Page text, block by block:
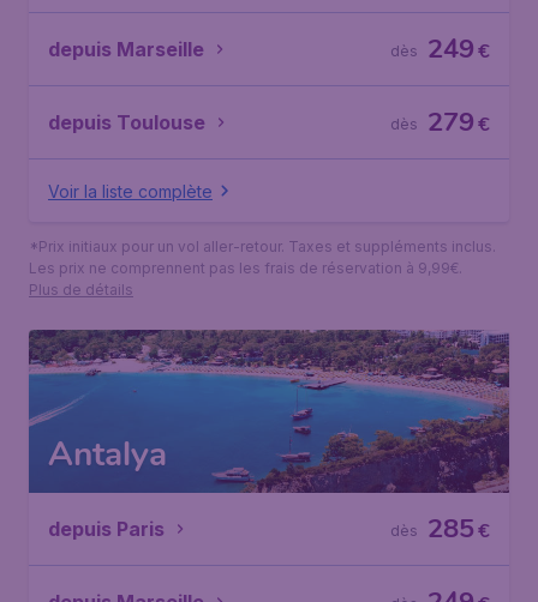
depuis Marseille €
249
dès
depuis Toulouse €
279
dès
Voir la liste complète
*Prix initiaux pour un vol aller-retour. Taxes et suppléments inclus.
Les prix ne comprennent pas les frais de réservation à 9,99€.
Plus de détails
Antalya
depuis Paris €
285
dès